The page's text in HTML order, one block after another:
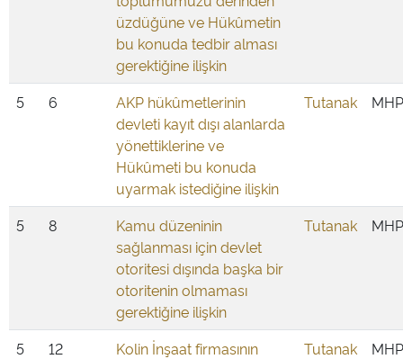
üzdüğüne ve Hükûmetin
bu konuda tedbir alması
gerektiğine ilişkin
5 6
AKP hükûmetlerinin
devleti kayıt dışı alanlarda
yönettiklerine ve
Hükûmeti bu konuda
uyarmak istediğine ilişkin
Tutanak MHP
5 8
Kamu düzeninin
sağlanması için devlet
otoritesi dışında başka bir
otoritenin olmaması
gerektiğine ilişkin
Tutanak MHP
5 12
Kolin İnşaat firmasının
Tutanak MHP